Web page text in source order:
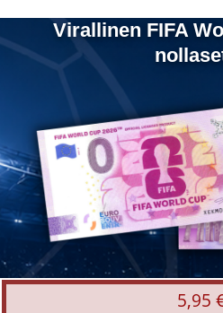
Virallinen
FIFA
26™
-
nollaseteli
Virallinen FIFA
5,95